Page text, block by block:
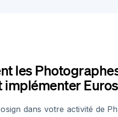
les
implémenter
dans votre activité de